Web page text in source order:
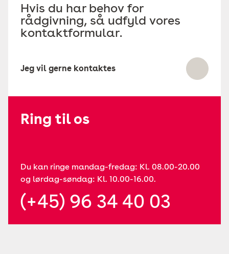
Hvis du har behov for
rådgivning, så udfyld vores
kontaktformular.
Jeg vil gerne kontaktes
Ring til os
Du kan ringe mandag-fredag: Kl. 08.00-20.00
og lørdag-søndag: Kl. 10.00-16.00.
(+45) 96 34 40 03